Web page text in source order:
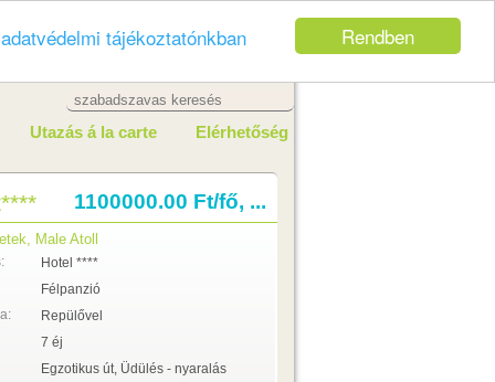
Rendben
adatvédelmi tájékoztatónkban
Utazás á la carte Elérhetőség
1100000.00 Ft/fő, ...
Male Atoll
Hotel ****
Félpanzió
Repülővel
7 éj
Egzotikus út, Üdülés - nyaralás